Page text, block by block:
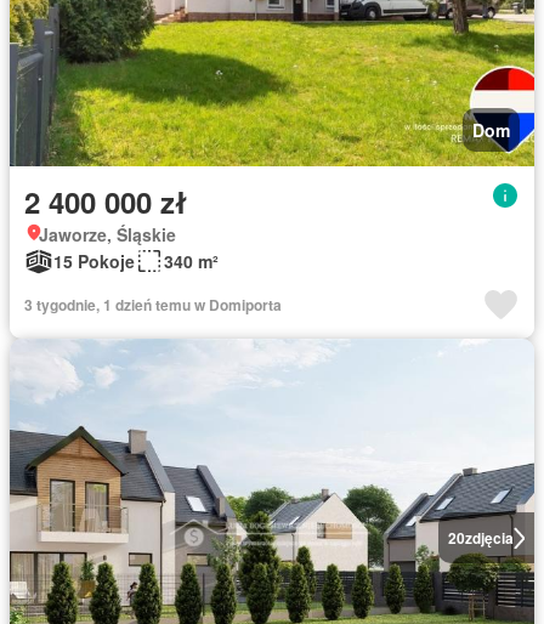
Dom
2 400 000 zł
Jaworze, Śląskie
15 Pokoje
340 m²
3 tygodnie, 1 dzień temu w Domiporta
20zdjęcia